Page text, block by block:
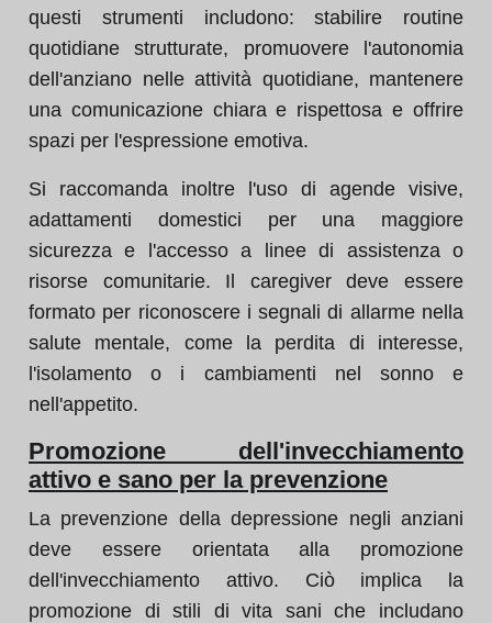
questi strumenti includono: stabilire routine
quotidiane strutturate, promuovere l'autonomia
dell'anziano nelle attività quotidiane, mantenere
una comunicazione chiara e rispettosa e offrire
spazi per l'espressione emotiva.
Si raccomanda inoltre l'uso di agende visive,
adattamenti domestici per una maggiore
sicurezza e l'accesso a linee di assistenza o
risorse comunitarie. Il caregiver deve essere
formato per riconoscere i segnali di allarme nella
salute mentale, come la perdita di interesse,
l'isolamento o i cambiamenti nel sonno e
nell'appetito.
Promozione dell'invecchiamento
attivo e sano per la prevenzione
La prevenzione della depressione negli anziani
deve essere orientata alla promozione
dell'invecchiamento attivo. Ciò implica la
promozione di stili di vita sani che includano